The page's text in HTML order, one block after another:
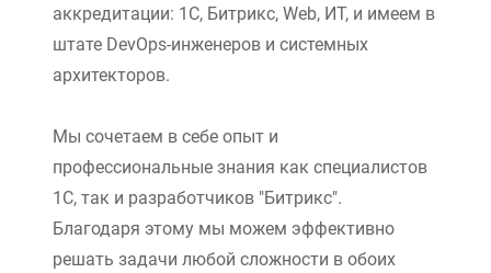
аккредитации: 1С, Битрикс, Web, ИТ, и имеем в
штате DevOps-инженеров и системных
архитекторов.
Мы сочетаем в себе опыт и
профессиональные знания как специалистов
1С, так и разработчиков "Битрикс".
Благодаря этому мы можем эффективно
решать задачи любой сложности в обоих